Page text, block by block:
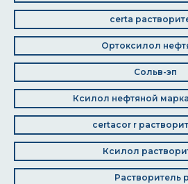
certa
Ортоксилол
Сольв-эп
Ксилол нефтяной
certacor r
Ксилол
Растворитель